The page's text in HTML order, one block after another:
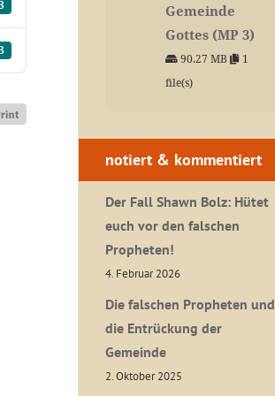
Gemeinde
Gottes (MP 3)
90.27 MB
1
file(s)
notiert & kommentiert
Der Fall Shawn Bolz: Hütet
euch vor den falschen
Propheten!
4. Februar 2026
Die falschen Propheten und
die Entrückung der
Gemeinde
2. Oktober 2025